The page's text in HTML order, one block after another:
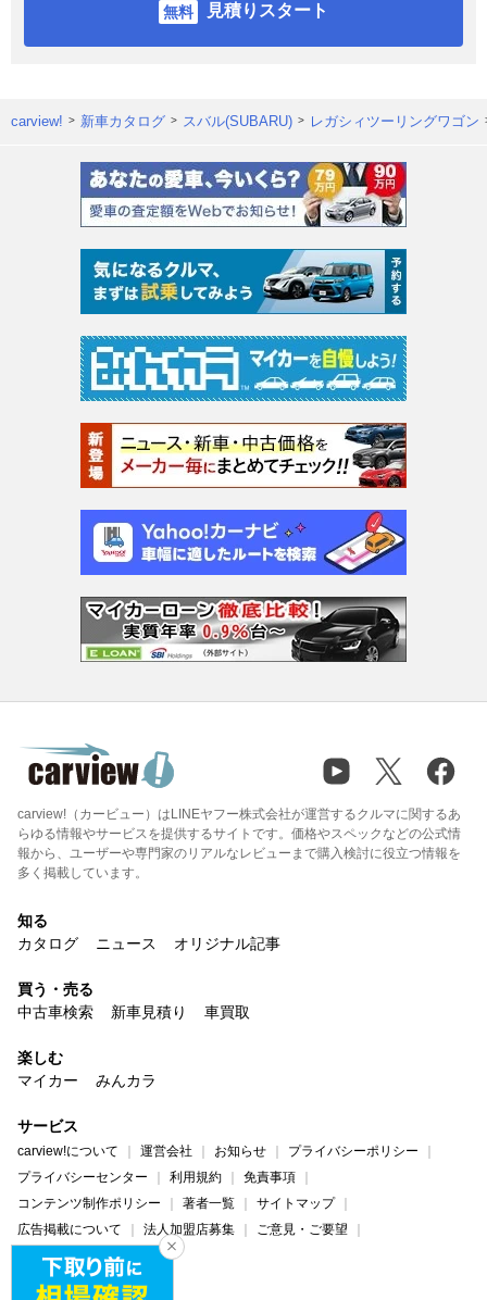
見積りスタート
carview! 新車カタログ スバル(SUBARU) レガシィツーリングワゴン
carview!（カービュー）はLINEヤフー株式会社が運営するクルマに関するあ
らゆる情報やサービスを提供するサイトです。価格やスペックなどの公式情
報から、ユーザーや専門家のリアルなレビューまで購入検討に役立つ情報を
多く掲載しています。
知る
カタログ
ニュース オリジナル記事
買う・売る
中古車検索
新車見積り 車買取
楽しむ
マイカー
みんカラ
サービス
carview!について 運営会社 お知らせ
プライバシーポリシー
プライバシーセンター
利用規約
免責事項
コンテンツ制作ポリシー
著者一覧
サイトマップ
広告掲載について
法人加盟店募集
ご意見・ご要望
ヘルプ・お問い合わせ